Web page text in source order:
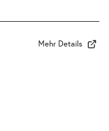
Mehr Details